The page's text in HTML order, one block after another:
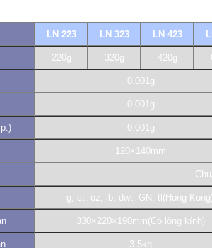
LN 223 LN 323 LN 423
220g 320g 420g
0.001g
0.001g
0.001g
120×140mm
g, ct, oz, lb, dwt, GN, tl(Hong
330×220×190mm(Có lòng kính)
3.5kg